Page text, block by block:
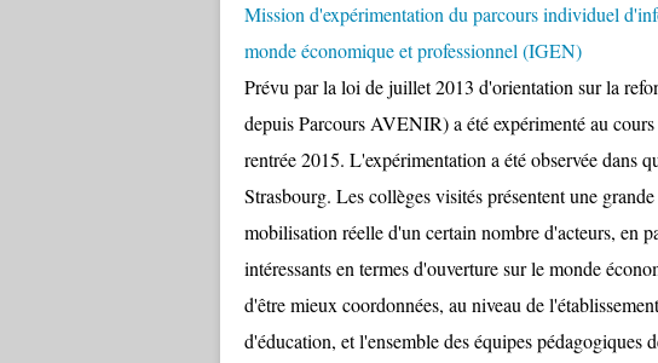
Mission d'expérimentation du parcours individuel
monde économique et professionnel (IGEN)
Prévu par la loi de juillet 2013 d'orientation sur la
depuis Parcours AVENIR) a été expérimenté au
rentrée 2015. L'expérimentation a été observée dans
Strasbourg. Les collèges visités présentent une
mobilisation réelle d'un certain nombre d'acteurs, en
intéressants en termes d'ouverture sur le monde
d'être mieux coordonnées, au niveau de
d'éducation, et l'ensemble des équipes pédagogiques